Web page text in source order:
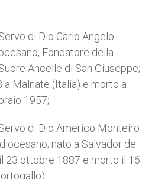
di Dio Carlo Angelo
Fondatore della
Ancelle di San Giuseppe;
a Malnate (Italia) e morto a
1957;
di Dio Americo Monteiro
nato a Salvador de
23 ottobre 1887 e morto il 16